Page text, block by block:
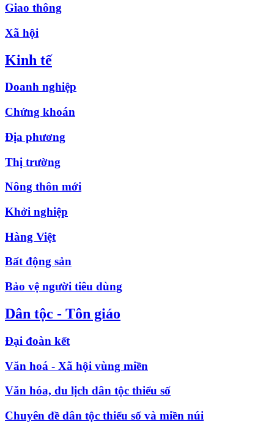
Giao thông
Xã hội
Kinh tế
Doanh nghiệp
Chứng khoán
Địa phương
Thị trường
Nông thôn mới
Khởi nghiệp
Hàng Việt
Bất động sản
Bảo vệ người tiêu dùng
Dân tộc - Tôn giáo
Đại đoàn kết
Văn hoá - Xã hội vùng miền
Văn hóa, du lịch dân tộc thiểu số
Chuyên đề dân tộc thiểu số và miền núi